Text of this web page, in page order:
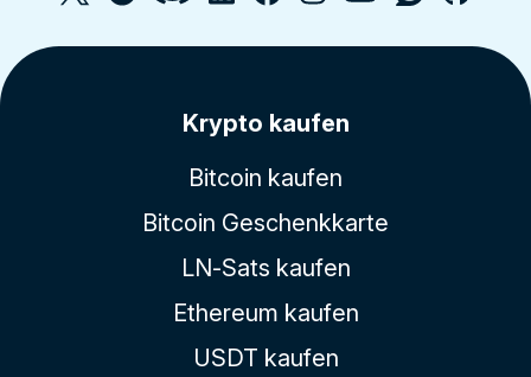
Krypto kaufen
Bitcoin kaufen
Bitcoin Geschenkkarte
LN-Sats kaufen
Ethereum kaufen
USDT kaufen